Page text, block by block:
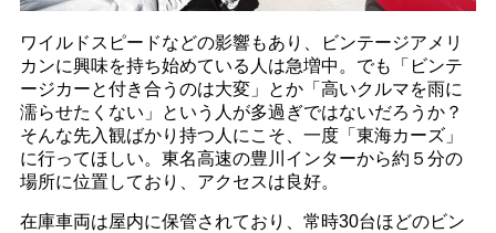
ワイルドスピードなどの影響もあり、ビンテージアメリ
カンに興味を持ち始めている人は急増中。でも「ビンテ
ージカーと付き合うのは大変」とか「高いクルマを雨に
濡らせたくない」という人が多過ぎではないだろうか？
そんな先入観ばかり持つ人にこそ、一度「東海カーズ」
に行ってほしい。東名高速の豊川インターから約５分の
場所に位置しており、アクセスは良好。
在庫車両は屋内に保管されており、常時30台ほどのビン